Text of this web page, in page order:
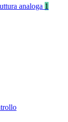
analoga 1